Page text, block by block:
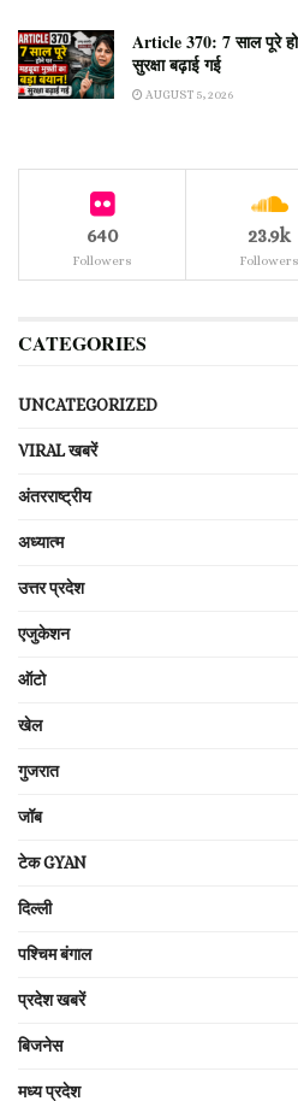
Article 370: 7 साल पूरे
सुरक्षा बढ़ाई गई
AUGUST 5, 2026
640
Followers
23.9k
Followers
CATEGORIES
UNCATEGORIZED
VIRAL खबरें
अंतरराष्ट्रीय
अध्यात्म
उत्तर प्रदेश
एजुकेशन
ऑटो
खेल
गुजरात
जॉब
टेक GYAN
दिल्ली
पश्चिम बंगाल
प्रदेश खबरें
बिजनेस
मध्य प्रदेश